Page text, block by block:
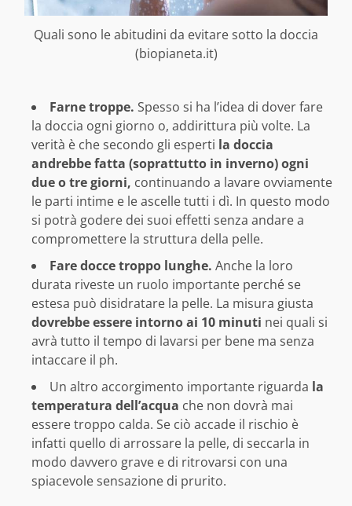
Quali sono le abitudini da evitare sotto la doccia
(biopianeta.it)
Farne troppe. Spesso si ha l’idea di dover fare
la doccia ogni giorno o, addirittura più volte. La
verità è che secondo gli esperti la doccia
andrebbe fatta (soprattutto in inverno) ogni
due o tre giorni, continuando a lavare ovviamente
le parti intime e le ascelle tutti i dì. In questo modo
si potrà godere dei suoi effetti senza andare a
compromettere la struttura della pelle.
Fare docce troppo lunghe. Anche la loro
durata riveste un ruolo importante perché se
estesa può disidratare la pelle. La misura giusta
dovrebbe essere intorno ai 10 minuti nei quali si
avrà tutto il tempo di lavarsi per bene ma senza
intaccare il ph.
Un altro accorgimento importante riguarda la
temperatura dell’acqua che non dovrà mai
essere troppo calda. Se ciò accade il rischio è
infatti quello di arrossare la pelle, di seccarla in
modo davvero grave e di ritrovarsi con una
spiacevole sensazione di prurito.